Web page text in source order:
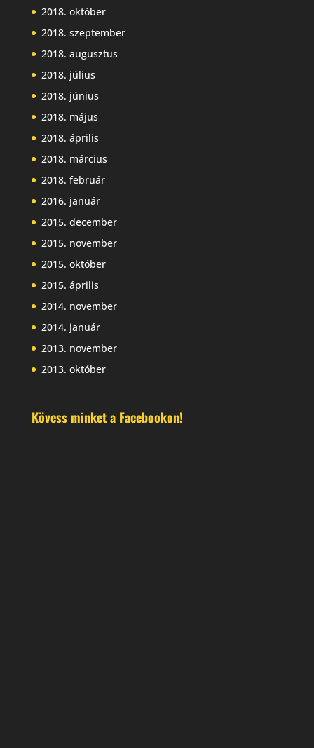
2018. október
2018. szeptember
2018. augusztus
2018. július
2018. június
2018. május
2018. április
2018. március
2018. február
2016. január
2015. december
2015. november
2015. október
2015. április
2014. november
2014. január
2013. november
2013. október
Kövess minket a Facebookon!